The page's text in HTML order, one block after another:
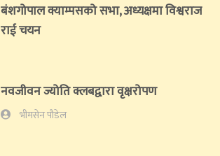
बंशगोपाल क्याम्पसको सभा, अध्यक्षमा विश्वराज
राई चयन
नवजीवन ज्योति क्लबद्वारा वृक्षरोपण
भीमसेन पौडेल